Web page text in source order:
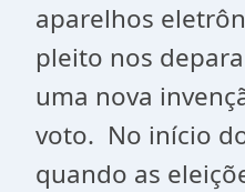
aparelhos
pleito nos
uma nova
voto. No início
quando as